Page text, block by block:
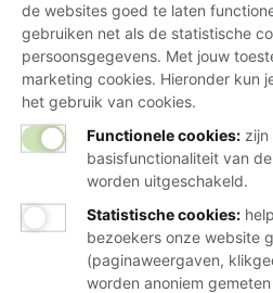
de websites goed te laten
gebruiken net als de statistische
persoonsgegevens. Met jouw
marketing cookies. Hieronder kun
het gebruik van cookies.
Functionele cookies:
basisfunctionaliteit van
worden uitgeschakeld.
Statistische cookies:
bezoekers onze website
(paginaweergaven,
worden anoniem